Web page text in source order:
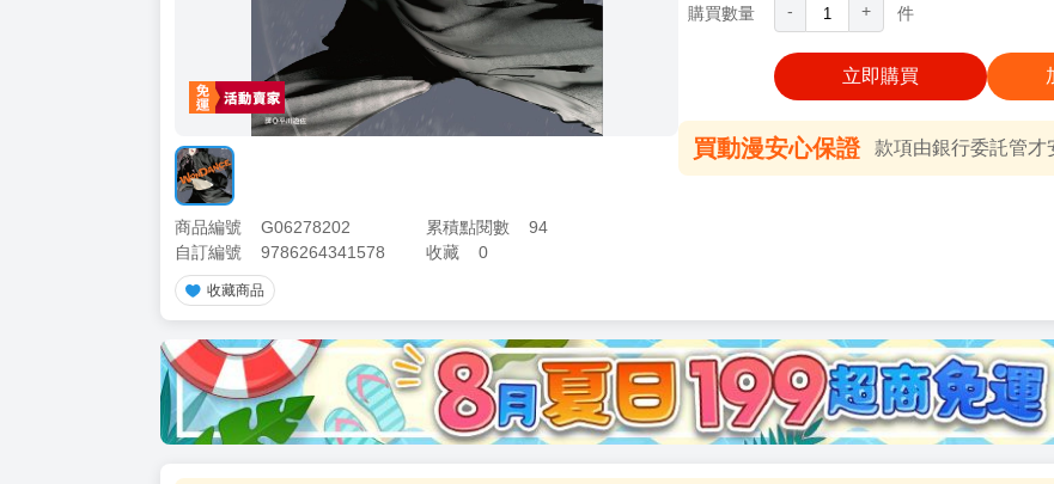
商品編號 G06278202 累積點閱數
94
自訂編號
9786264341578 收藏 0
收藏商品
購買數量 - + 件
立即購買
買動漫安心保證 款項由銀行委託管才